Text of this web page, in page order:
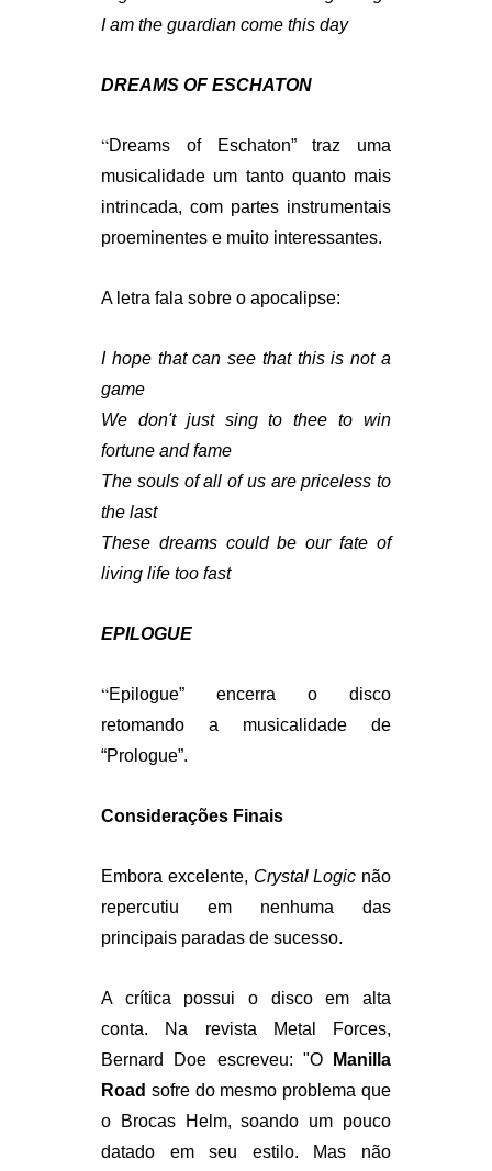
I am the guardian come this day
DREAMS OF ESCHATON
“Dreams of Eschaton” traz uma
musicalidade um tanto quanto mais
intrincada, com partes instrumentais
proeminentes e muito interessantes.
A letra fala sobre o apocalipse:
I hope that can see that this is not a
game
We don't just sing to thee to win
fortune and fame
The souls of all of us are priceless to
the last
These dreams could be our fate of
living life too fast
EPILOGUE
“Epilogue” encerra o disco
retomando a musicalidade de
“Prologue”.
Considerações Finais
Embora excelente, Crystal Logic não
repercutiu em nenhuma das
principais paradas de sucesso.
A crítica possui o disco em alta
conta. Na revista Metal Forces,
Bernard Doe escreveu: "O
Manilla
Road sofre do mesmo problema que
o Brocas Helm, soando um pouco
datado em seu estilo. Mas não